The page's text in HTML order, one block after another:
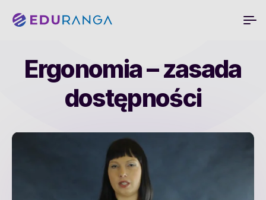
Ergonomia – zasada
dostępności